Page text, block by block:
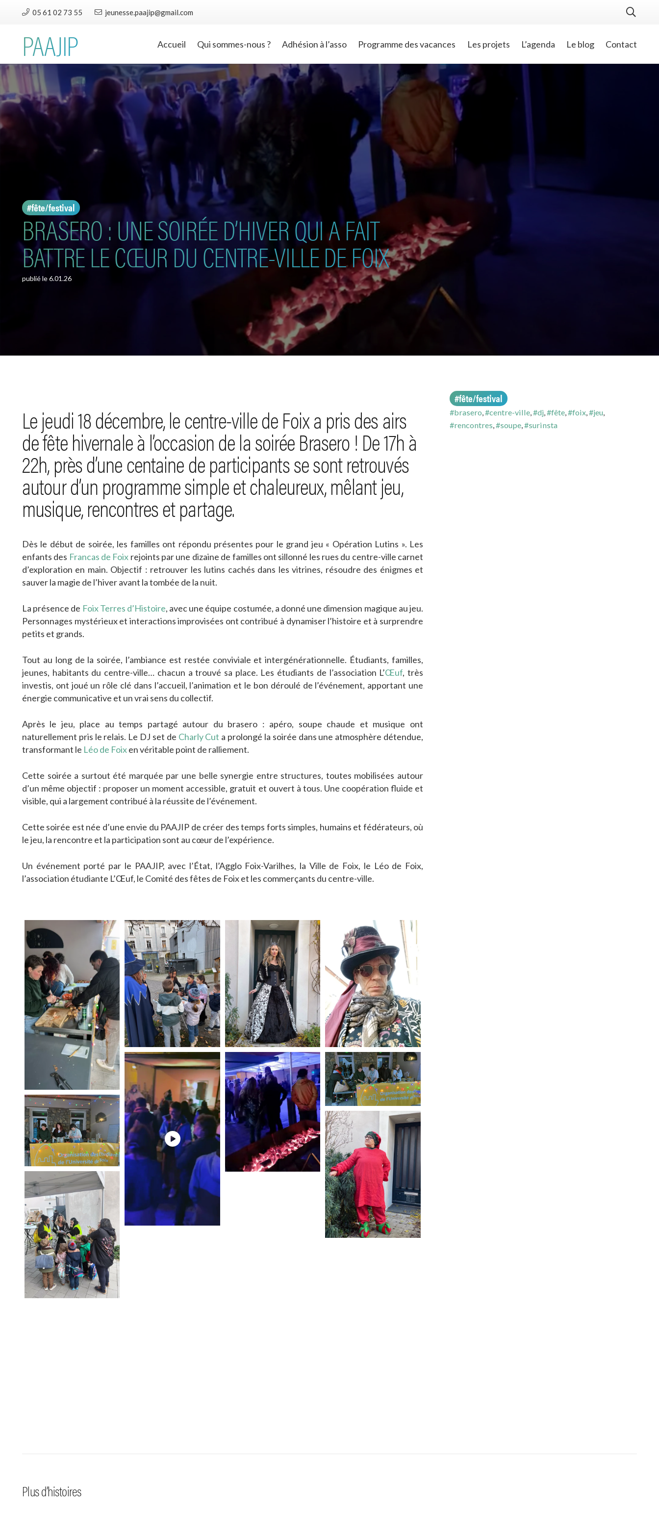
05 61 02 73 55 jeunesse.paajip@gmail.com
PAAJIP Accueil Qui sommes-nous ? Adhésion à l’asso Programme des vacances Les projets L’agenda Le blog Contact
#fête/festival
BRASERO : UNE SOIRÉE D’HIVER QUI A FAIT
BATTRE LE CŒUR DU CENTRE-VILLE DE FOIX
publié le6.01.26
Le jeudi 18 décembre, le centre-ville de Foix a pris des airs
de fête hivernale à l’occasion de la soirée Brasero ! De 17h à
22h, près d’une centaine de participants se sont retrouvés
autour d’un programme simple et chaleureux, mêlant jeu,
musique, rencontres et partage.
Dès le début de soirée, les familles ont répondu présentes pour le grand jeu « Opération Lutins ». Les
enfants des Francas de Foix rejoints par une dizaine de familles ont sillonné les rues du centre-ville carnet
d’exploration en main. Objectif : retrouver les lutins cachés dans les vitrines, résoudre des énigmes et
sauver la magie de l’hiver avant la tombée de la nuit.
La présence de Foix Terres d’Histoire, avec une équipe costumée, a donné une dimension magique au jeu.
Personnages mystérieux et interactions improvisées ont contribué à dynamiser l’histoire et à surprendre
petits et grands.
Tout au long de la soirée, l’ambiance est restée conviviale et intergénérationnelle. Étudiants, familles,
jeunes, habitants du centre-ville… chacun a trouvé sa place. Les étudiants de l’association L’Œuf, très
investis, ont joué un rôle clé dans l’accueil, l’animation et le bon déroulé de l’événement, apportant une
énergie communicative et un vrai sens du collectif.
Après le jeu, place au temps partagé autour du brasero : apéro, soupe chaude et musique ont
naturellement pris le relais. Le DJ set de Charly Cut a prolongé la soirée dans une atmosphère détendue,
transformant le Léo de Foixen véritable point de ralliement.
Cette soirée a surtout été marquée par une belle synergie entre structures, toutes mobilisées autour
d’un même objectif : proposer un moment accessible, gratuit et ouvert à tous. Une coopération fluide et
visible, qui a largement contribué à la réussite de l’événement.
Cette soirée est née d’une envie du PAAJIP de créer des temps forts simples, humains et fédérateurs, où
le jeu, la rencontre et la participation sont au cœur de l’expérience.
Un événement porté par le PAAJIP, avec l’État, l’Agglo Foix-Varilhes, la Ville de Foix, le Léo de Foix,
l’association étudiante L’Œuf, le Comité des fêtes de Foix et les commerçants du centre-ville.
#fête/festival
#brasero #centre-ville, #dj, #fête, #foix, #jeu,
#rencontres #soupe, #surinsta
Plus d’histoires
parois pour les jeunes
d’O2R